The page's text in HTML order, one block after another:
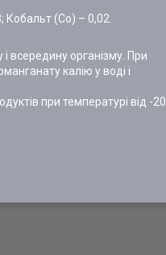
Кобальт (Со) – 0,02.
всередину організму. При
калію у воді і
при температурі від -20